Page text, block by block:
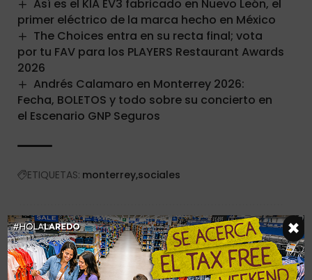
Así es el KIA EV3 fabricado en Nuevo León, el
primer eléctrico de la marca hecho en México
The Choices entra en su recta final; vota
por tu FAV para los PLAYERS Restaurant Awards
2026
Andrés Calamaro en Monterrey 2026:
Fecha, BOLETOS y todo sobre su concierto en
el Escenario GNP Seguros
ETIQUETAS: monterrey sociales
×